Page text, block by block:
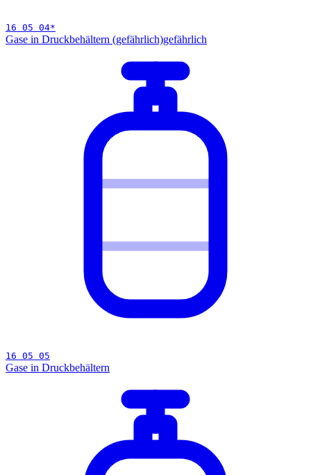
16 05 04*
Gase in Druckbehältern (gefährlich)gefährlich
16 05 05
Gase in Druckbehältern